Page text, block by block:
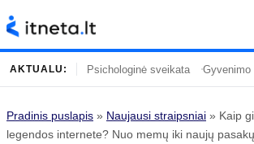
Turinys Temos
AKTUALU: Psichologinė sveikata Gyvenimo
Pradinis puslapis » Naujausi straipsniai » Kaip
legendos internete? Nuo memų iki naujų